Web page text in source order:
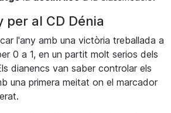
per al CD Dénia
l'any amb una victòria treballada a
0 a 1, en un partit molt serios dels
dianencs van saber controlar els
una primera meitat on el marcador